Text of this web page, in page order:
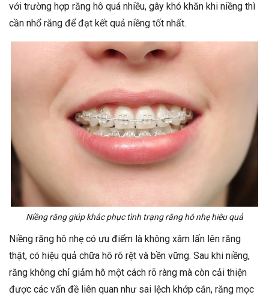
với trường hợp răng hô quá nhiều, gây khó khăn khi niềng thì
cần nhổ răng để đạt kết quả niềng tốt nhất.
Niềng răng giúp khắc phục tình trạng răng hô nhẹ hiệu quả
Niềng răng hô nhẹ có ưu điểm là không xâm lấn lên răng
thật, có hiệu quả chữa hô rõ rệt và bền vững. Sau khi niềng,
răng không chỉ giảm hô một cách rõ ràng mà còn cải thiện
được các vấn đề liên quan như sai lệch khớp cắn, răng mọc